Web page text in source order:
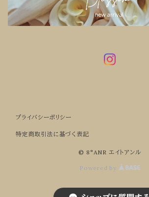
プライバシーポリシー
特定商取引法に基づく表記
© 8°ANR エイトアンル
Powered by